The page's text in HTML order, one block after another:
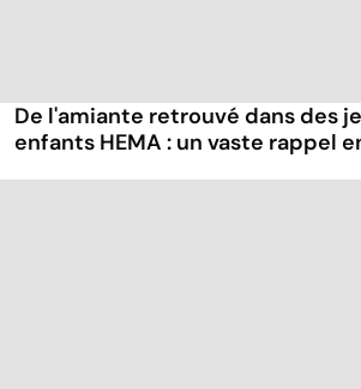
De l'amiante retrouvé dans des
enfants HEMA : un vaste rappel